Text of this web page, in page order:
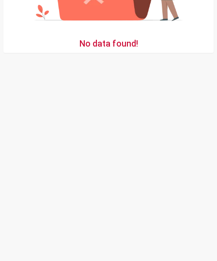
No data found!